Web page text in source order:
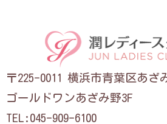
〒225-0011 横浜市青葉区あざ
ゴールドワンあざみ野3F
TEL:045-909-6100